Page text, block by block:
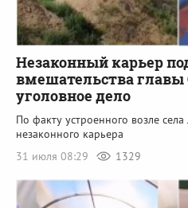
Незаконный карьер
вмешательства главы
уголовное дело
По факту устроенного возле
незаконного карьера
31 июля 08:29
1329